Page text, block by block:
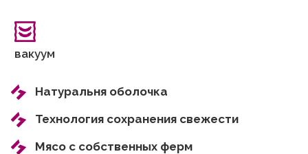
вакуум
Натуральня оболочка
Технология сохранения свежести
Мясо с собственных ферм